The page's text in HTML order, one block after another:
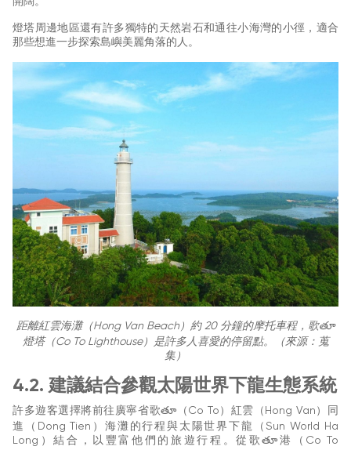
燈塔周邊地區還有許多獨特的天然岩石和通往小海灣的小徑，適合
那些想進一步探索島嶼美麗角落的人。
距離紅雲海灘（Hong Van Beach）約 20 分鐘的摩托車程，歌తూ
燈塔（Co To Lighthouse）是許多人喜愛的停留點。（來源：蒐
集）
4.2. 建議結合參觀太陽世界下龍生態系統
許多遊客選擇將前往廣寧省歌తూ（Co To）紅雲（Hong Van）同
進（Dong Tien）海灘的行程與太陽世界下龍（Sun World Ha
Long）結合，以豐富他們的旅遊行程。從歌తూ港（Co To